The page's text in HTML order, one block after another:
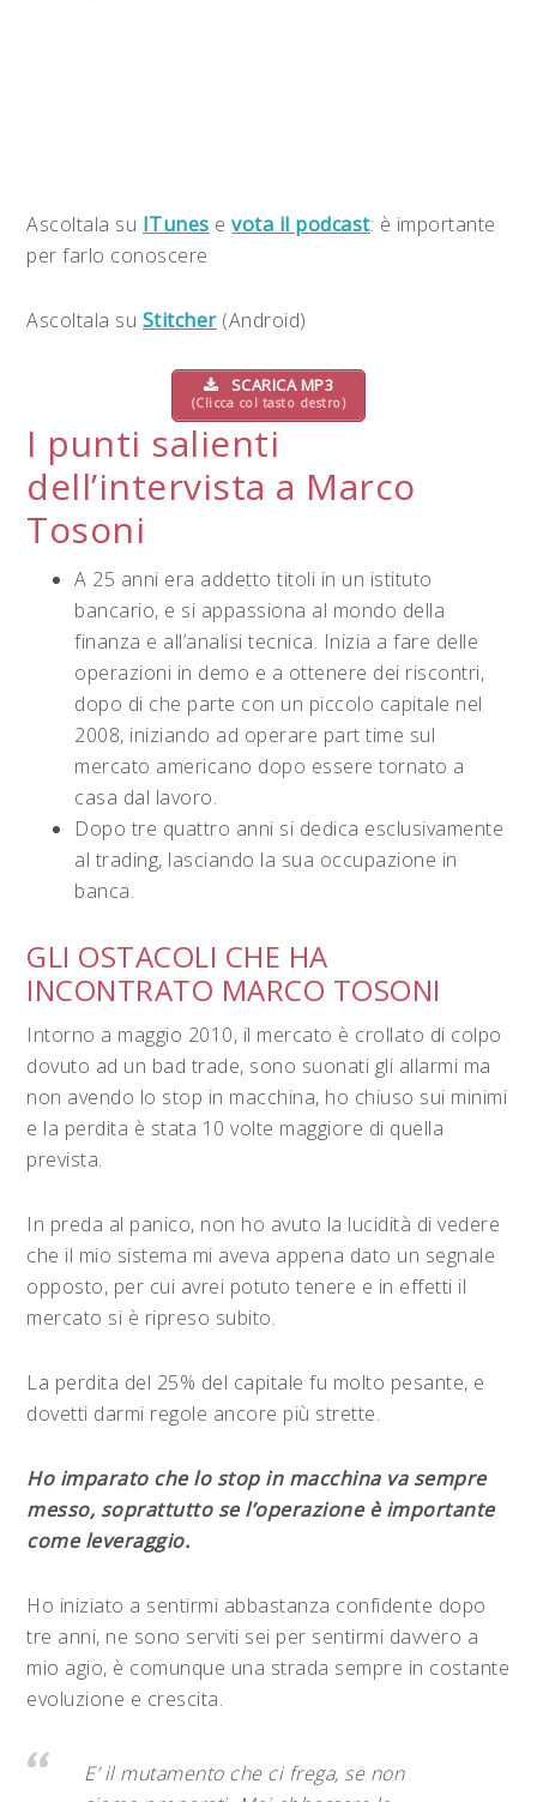
Ascoltala su ITunes evota il podcast: è importante
per farlo conoscere
Ascoltala su Stitcher(Android)
SCARICA MP3
(Clicca col tasto destro)
I punti salienti
dell’intervista a Marco
Tosoni
A 25 anni era addetto titoli in un istituto
bancario, e si appassiona al mondo della
finanza e all’analisi tecnica. Inizia a fare delle
operazioni in demo e a ottenere dei riscontri,
dopo di che parte con un piccolo capitale nel
2008, iniziando ad operare part time sul
mercato americano dopo essere tornato a
casa dal lavoro.
Dopo tre quattro anni si dedica esclusivamente
al trading, lasciando la sua occupazione in
banca.
GLI OSTACOLI CHE HA
INCONTRATO MARCO TOSONI
Intorno a maggio 2010, il mercato è crollato di colpo
dovuto ad un bad trade, sono suonati gli allarmi ma
non avendo lo stop in macchina, ho chiuso sui minimi
e la perdita è stata 10 volte maggiore di quella
prevista.
In preda al panico, non ho avuto la lucidità di vedere
che il mio sistema mi aveva appena dato un segnale
opposto, per cui avrei potuto tenere e in effetti il
mercato si è ripreso subito.
La perdita del 25% del capitale fu molto pesante, e
dovetti darmi regole ancore più strette.
Ho imparato che lo stop in macchina va sempre
messo, soprattutto se l’operazione è importante
come leveraggio.
Ho iniziato a sentirmi abbastanza confidente dopo
tre anni, ne sono serviti sei per sentirmi davvero a
mio agio, è comunque una strada sempre in costante
evoluzione e crescita.
E’ il mutamento che ci frega, se non